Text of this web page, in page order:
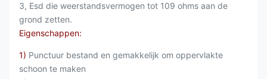
3, Esd die weerstandsvermogen tot 109 ohms aan de
grond zetten.
Eigenschappen:
1) Punctuur bestand en gemakkelijk om oppervlakte
schoon te maken